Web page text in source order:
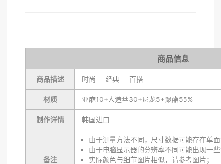
商品信息
商品描述 时尚 经典 百搭
材质 亚麻10+人造丝30+尼龙5+聚酯55%
制作详情 韩国进口
备注
由于测量方法不同，尺寸数据可能存在单
由于电脑显示器的分辨率不同可能出现一
实际颜色与细节图片相似，请参考图片；